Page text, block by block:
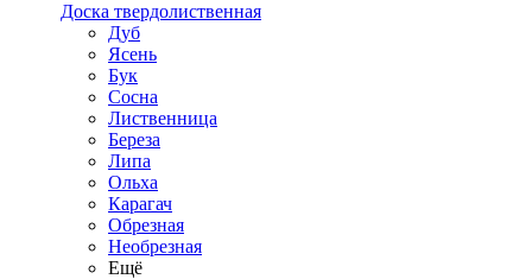
Доска твердолиственная
Дуб
Ясень
Бук
Сосна
Лиственница
Береза
Липа
Ольха
Карагач
Обрезная
Необрезная
Ещё